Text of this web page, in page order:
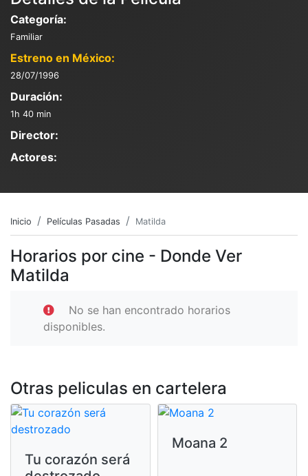
Categoría:
Familiar
Estreno en México:
28/07/1996
Duración:
1h 40 min
Director:
Actores:
Inicio Películas Pasadas Matilda
Horarios por cine - Donde Ver
Matilda
No se han encontrado horarios
disponibles.
Otras peliculas en cartelera
Tu corazón será
Moana 2